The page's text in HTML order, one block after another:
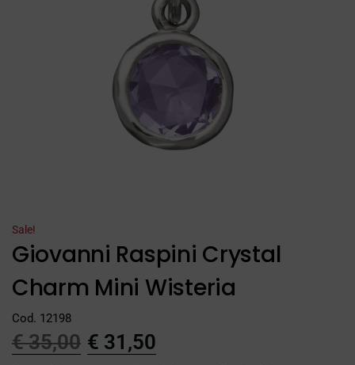
Sale!
Giovanni Raspini Crystal
Charm Mini Wisteria
Cod. 12198
€35,00 € 31,50